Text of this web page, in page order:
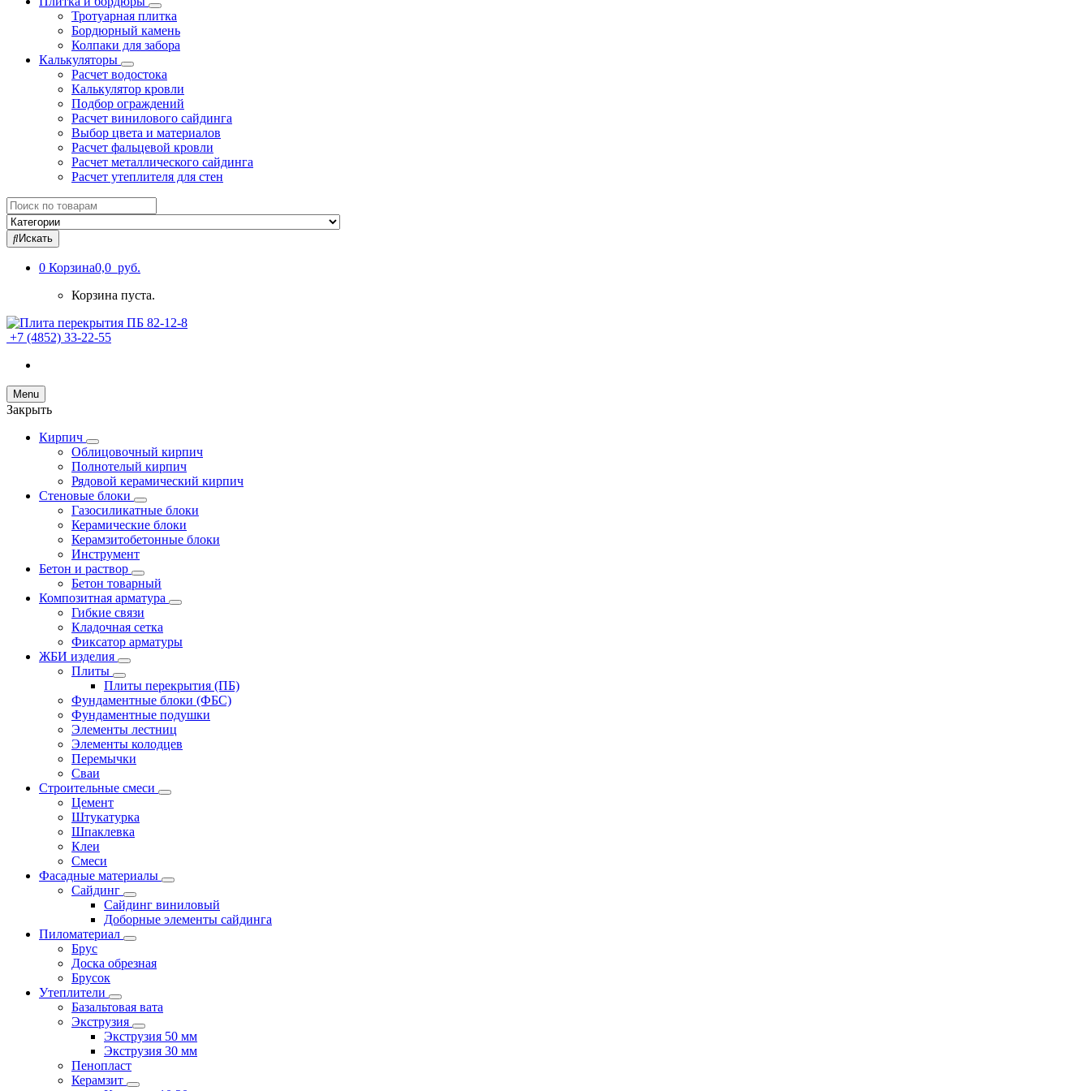
Тротуарная плитка
Бордюрный камень
Колпаки для забора
Калькуляторы
Расчет водостока
Калькулятор кровли
Подбор ограждений
Расчет винилового сайдинга
Выбор цвета и материалов
Расчет фальцевой кровли
Расчет металлического сайдинга
Расчет утеплителя для стен
Search
for:
Искать
0 Корзина0,0 руб.
Корзина пуста.
+7 (4852) 33-22-55
Menu
Закрыть
Кирпич
Облицовочный кирпич
Полнотелый кирпич
Рядовой керамический кирпич
Стеновые блоки
Газосиликатные блоки
Керамические блоки
Керамзитобетонные блоки
Инструмент
Бетон и раствор
Бетон товарный
Композитная арматура
Гибкие связи
Кладочная сетка
Фиксатор арматуры
ЖБИ изделия
Плиты
Плиты перекрытия (ПБ)
Фундаментные блоки (ФБС)
Фундаментные подушки
Элементы лестниц
Элементы колодцев
Перемычки
Сваи
Строительные смеси
Цемент
Штукатурка
Шпаклевка
Клеи
Смеси
Фасадные материалы
Сайдинг
Сайдинг виниловый
Доборные элементы сайдинга
Пиломатериал
Брус
Доска обрезная
Брусок
Утеплители
Базальтовая вата
Экструзия
Экструзия 50 мм
Экструзия 30 мм
Пенопласт
Керамзит